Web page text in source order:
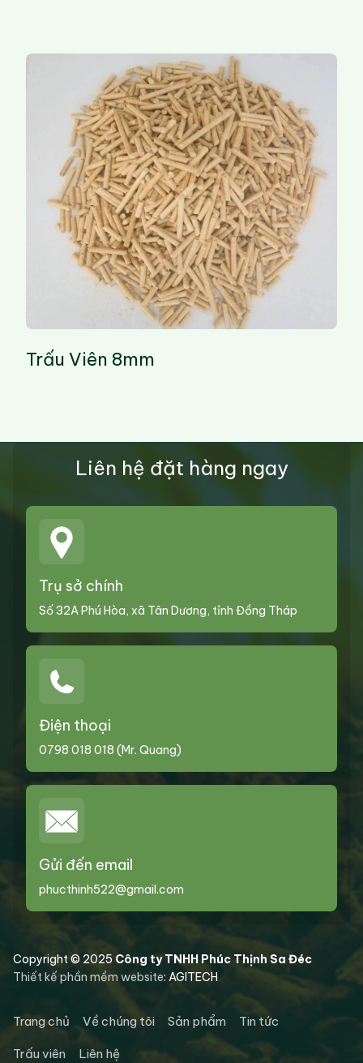
Trấu Viên 8mm
Liên hệ đặt hàng ngay
Trụ sở chính
Số 32A Phú Hòa, xã Tân Dương, tỉnh Đồng Tháp
Điện thoại
0798 018 018 (Mr. Quang)
Gửi đến email
phucthinh522@gmail.com
Copyright © 2025 Công ty TNHH Phúc Thịnh Sa Đéc
Thiết kế phần mềm website: AGITECH
Trang chủ Về chúng tôi Sản phẩm Tin tức
Trấu viên Liên hệ